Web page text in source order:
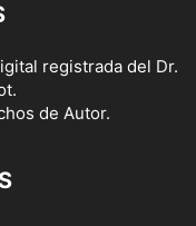
registrada del Dr.
de Autor.